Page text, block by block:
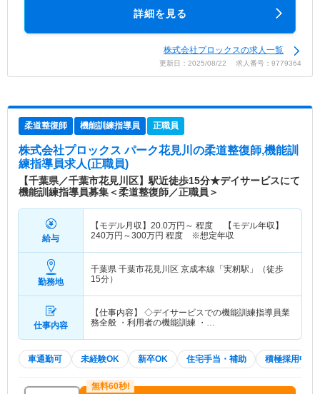
詳細を見る
株式会社プロックスの求人一覧
更新日：2025/08/22 求人番号：9779364
柔道整復師 機能訓練指導員 正職員
株式会社プロックス パーク花見川 の柔道整復師,機能訓
練指導員求人(正職員)
【千葉県／千葉市花見川区】駅近徒歩15分★デイサービスにて
機能訓練指導員募集＜柔道整復師／正職員＞
給与
【モデル月収】 20.0万円～ 程度 【モデル年収】
240万円～300万円 程度 ※想定年収
勤務地
千葉県 千葉市花見川区 京成本線「実籾駅」（徒歩
15分）
仕事内容
【仕事内容】 ◇デイサービスでの機能訓練指導員業
務全般 ・利用者の機能訓練 ・…
車通勤可 未経験OK 新卒OK 住宅手当・補助 積極採用中